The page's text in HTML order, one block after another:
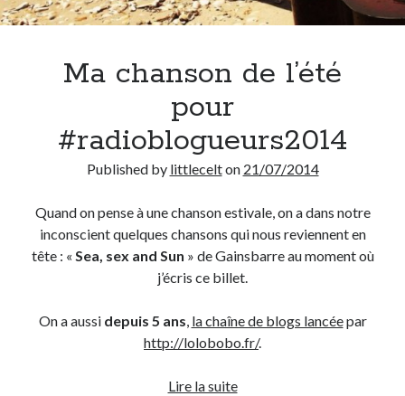
Post inutile
Sorties cuculturelles
Vidéos
Ma chanson de l’été
pour
#radioblogueurs2014
Published by littlecelton 21/07/2014
Quand on pense à une chanson estivale, on a dans notre
inconscient quelques chansons qui nous reviennent en
tête : « Sea, sex and Sun » de Gainsbarre au moment où
j’écris ce billet.
On a aussi depuis 5 ans la chaîne de blogs lancéepar
http://lolobobo.fr/.
Lire la suiteMa